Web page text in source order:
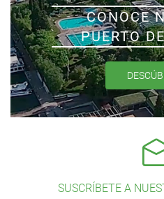
CONOCE
PUERTO
SUSCRÍBETE A